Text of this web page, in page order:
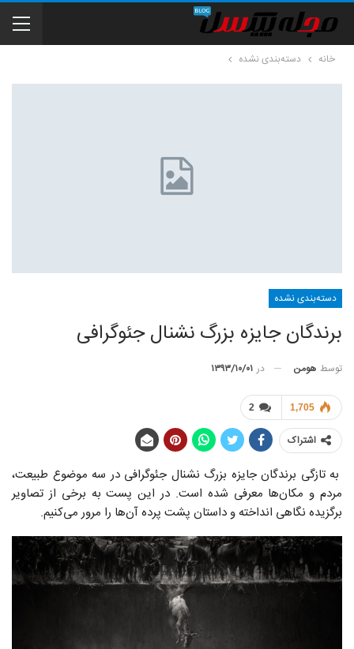
خانه دسته‌بندی نشده
دسته‌بندی نشده
برندگان جایزه بزرگ نشنال جئوگرافی
توسط هومن در ۱۳۹۳/۱۰/۰۱
2 1,705
اشتراک
به تازگی برندگان جایزه بزرگ نشنال جئوگرافی در سه موضوع طبیعت،
مردم و مکان‌ها معرفی شده است. در این پست به برخی از تصاویر
برگزیده نگاهی انداخته و داستان پشت پرده آن‌ها را مرور می‌کنیم.